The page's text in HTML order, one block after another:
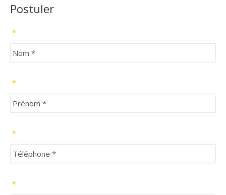
Postuler
*
*
*
*